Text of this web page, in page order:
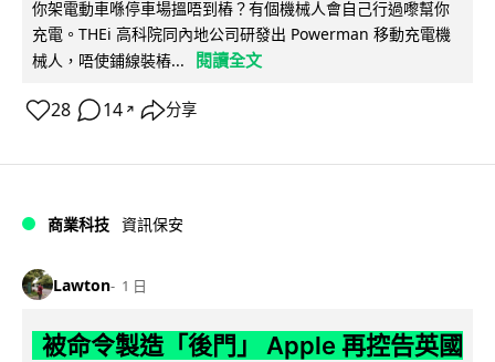
你架電動車喺停車場搵唔到樁？有個機械人會自己行過嚟幫你
充電。THEi 高科院同內地公司研發出 Powerman 移動充電機
械人，唔使鋪線裝樁...
閱讀全文
28 14 ↗ 分享
商業科技 資訊保安
Lawton 1 日
被命令製造「後門」 Apple 再控告英國